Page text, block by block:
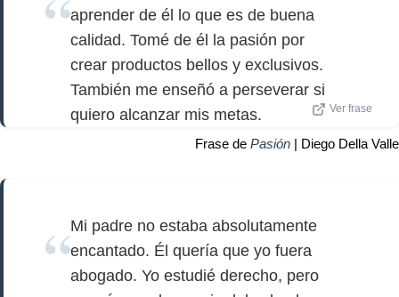
aprender de él lo que es de buena
calidad. Tomé de él la pasión por
crear productos bellos y exclusivos.
También me enseñó a perseverar si
quiero alcanzar mis metas.
Ver frase
Frase de Pasión | Diego Della Valle
Mi padre no estaba absolutamente
encantado. Él quería que yo fuera
abogado. Yo estudié derecho, pero